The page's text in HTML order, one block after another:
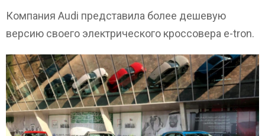
Компания Audi представила более дешевую
версию своего электрического кроссовера e-tron.